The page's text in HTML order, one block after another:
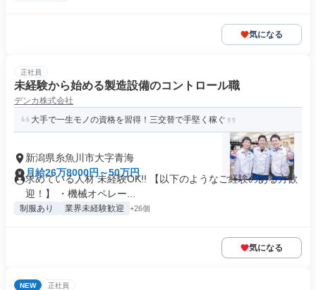
気になる
正社員
未経験から始める製造設備のコントロール職
デンカ株式会社
大手で一生モノの資格を習得！三交替で手堅く稼ぐ
新潟県糸魚川市大字青海
月給26万8000円～50万円
求めている人材 未経験OK!! 【以下のようなご経験のある方歓
迎！】 ・機械オペレー...
制服あり 業界未経験歓迎 +26個
気になる
NEW 正社員